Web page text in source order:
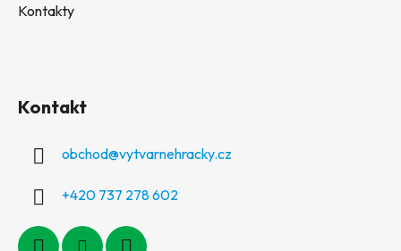
Kontakty
Kontakt
obchod@vytvarnehracky.cz
+420 737 278 602